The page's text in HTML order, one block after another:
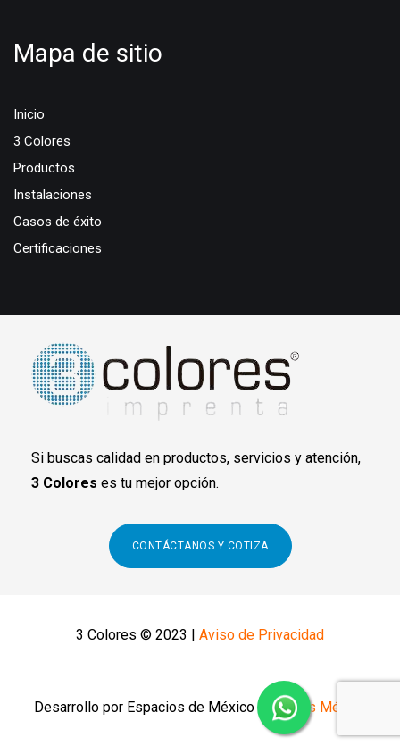
Mapa de sitio
Inicio
3 Colores
Productos
Instalaciones
Casos de éxito
Certificaciones
Si buscas calidad en productos, servicios y atención,
3 Colores es tu mejor opción.
CONTÁCTANOS Y COTIZA
3 Colores © 2023 | Aviso de Privacidad
Desarrollo por Espacios de México Espacios México